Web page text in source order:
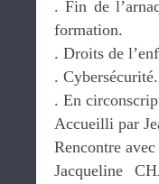
. Fin de
formation.
. Droits de
.
. En
Accueilli par
Rencontre
Jacqueline